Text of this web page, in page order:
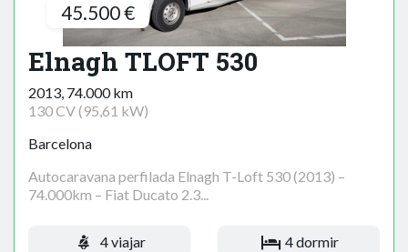
45.500 €
Elnagh TLOFT 530
2013, 74.000 km
130 CV (95,61 kW)
Barcelona
Autocaravana perfilada Elnagh T-Loft 530 (2013) –
74.000km – Fiat Ducato 2.3...
4 viajar 4 dormir